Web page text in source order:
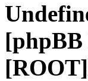
[phpBB